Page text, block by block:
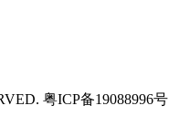
粤ICP备19088996号